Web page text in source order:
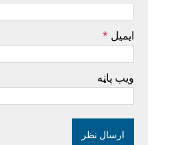
ایمیل *
ویب پاڼه